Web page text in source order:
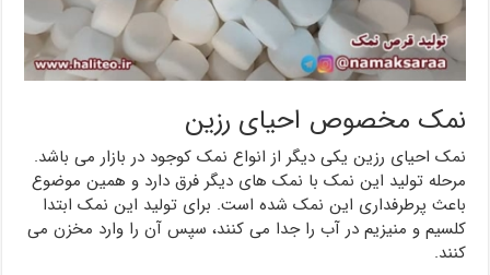
نمک مخصوص احیای رزین
نمک احیای رزین یکی دیگر از انواع نمک کوجود در بازار می باشد.
مرحله تولید این نمک با نمک های دیگر فرق دارد و همین موضوع
باعث پرطرفداری این نمک شده است. برای تولید این نمک ابتدا
کلسیم و منیزیم در آب را جدا می کنند، سپس آن را وارد مخزن می
کنند.